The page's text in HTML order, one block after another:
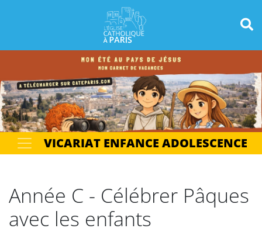
VICARIAT ENFANCE ADOLESCENCE
Année C - Célébrer Pâques
avec les enfants
Panneau de gestion des cookies